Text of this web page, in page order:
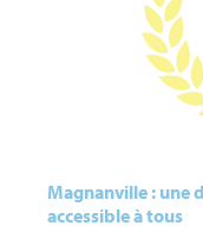
Magnanville : une
accessible à tous